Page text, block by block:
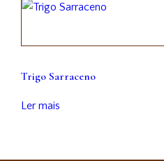
Trigo Sarraceno
Ler mais